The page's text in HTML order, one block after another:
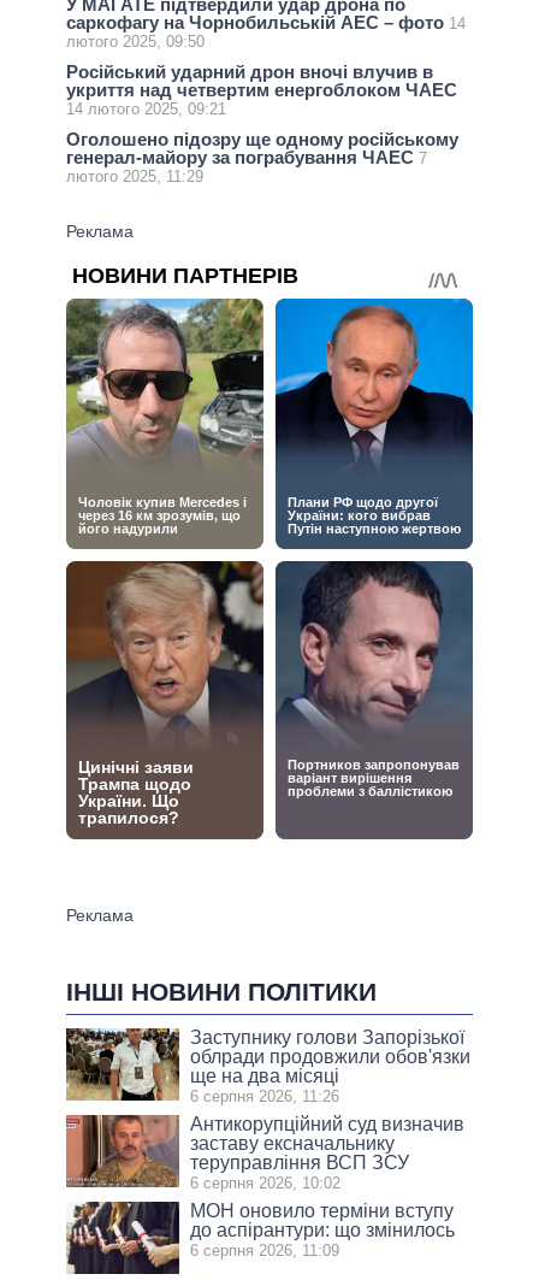
У МАГАТЕ підтвердили удар дрона по
саркофагу на Чорнобильській АЕС – фото 14
лютого 2025, 09:50
Російський ударний дрон вночі влучив в
укриття над четвертим енергоблоком ЧАЕС
14 лютого 2025, 09:21
Оголошено підозру ще одному російському
генерал-майору за пограбування ЧАЕС 7
лютого 2025, 11:29
ІНШІ НОВИНИ ПОЛІТИКИ
Заступнику голови Запорізької
облради продовжили обов'язки
ще на два місяці
6 серпня 2026, 11:26
Антикорупційний суд визначив
заставу ексначальнику
теруправління ВСП ЗСУ
6 серпня 2026, 10:02
МОН оновило терміни вступу
до аспірантури: що змінилось
6 серпня 2026, 11:09